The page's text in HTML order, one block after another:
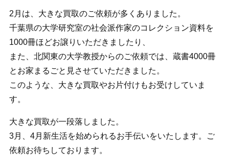
2月は、大きな買取のご依頼が多くありました。
千葉県の大学研究室の社会派作家のコレクション資料を
1000冊ほどお譲りいただきましたり、
また、北関東の大学教授からのご依頼では、蔵書4000冊
とお家まるごと見させていただきました。
このような、大きな買取やお片付けもお受けしていま
す。
大きな買取が一段落しました。
3月、4月新生活を始められるお手伝いをいたします。ご
依頼お待ちしております。